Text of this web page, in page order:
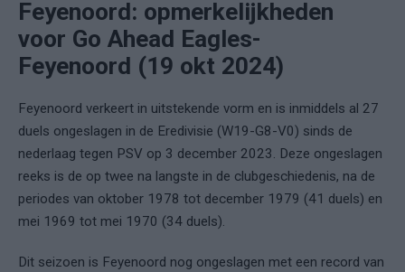
Feyenoord: opmerkelijkheden
voor Go Ahead Eagles-
Feyenoord (19 okt 2024)
Feyenoord verkeert in uitstekende vorm en is inmiddels al 27
duels ongeslagen in de Eredivisie (W19-G8-V0) sinds de
nederlaag tegen PSV op 3 december 2023. Deze ongeslagen
reeks is de op twee na langste in de clubgeschiedenis, na de
periodes van oktober 1978 tot december 1979 (41 duels) en
mei 1969 tot mei 1970 (34 duels).
Dit seizoen is Feyenoord nog ongeslagen met een record van